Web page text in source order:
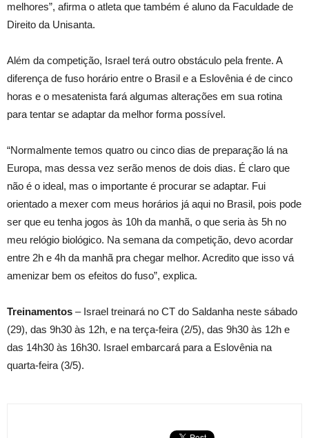
melhores”, afirma o atleta que também é aluno da Faculdade de
Direito da Unisanta.
Além da competição, Israel terá outro obstáculo pela frente. A
diferença de fuso horário entre o Brasil e a Eslovênia é de cinco
horas e o mesatenista fará algumas alterações em sua rotina
para tentar se adaptar da melhor forma possível.
“Normalmente temos quatro ou cinco dias de preparação lá na
Europa, mas dessa vez serão menos de dois dias. É claro que
não é o ideal, mas o importante é procurar se adaptar. Fui
orientado a mexer com meus horários já aqui no Brasil, pois pode
ser que eu tenha jogos às 10h da manhã, o que seria às 5h no
meu relógio biológico. Na semana da competição, devo acordar
entre 2h e 4h da manhã pra chegar melhor. Acredito que isso vá
amenizar bem os efeitos do fuso”, explica.
Treinamentos – Israel treinará no CT do Saldanha neste sábado
(29), das 9h30 às 12h, e na terça-feira (2/5), das 9h30 às 12h e
das 14h30 às 16h30. Israel embarcará para a Eslovênia na
quarta-feira (3/5).